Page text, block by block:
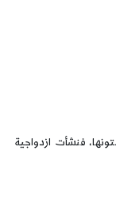
فنشأت ازدواجية